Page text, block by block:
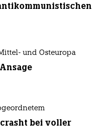
und Osteuropa
bei voller